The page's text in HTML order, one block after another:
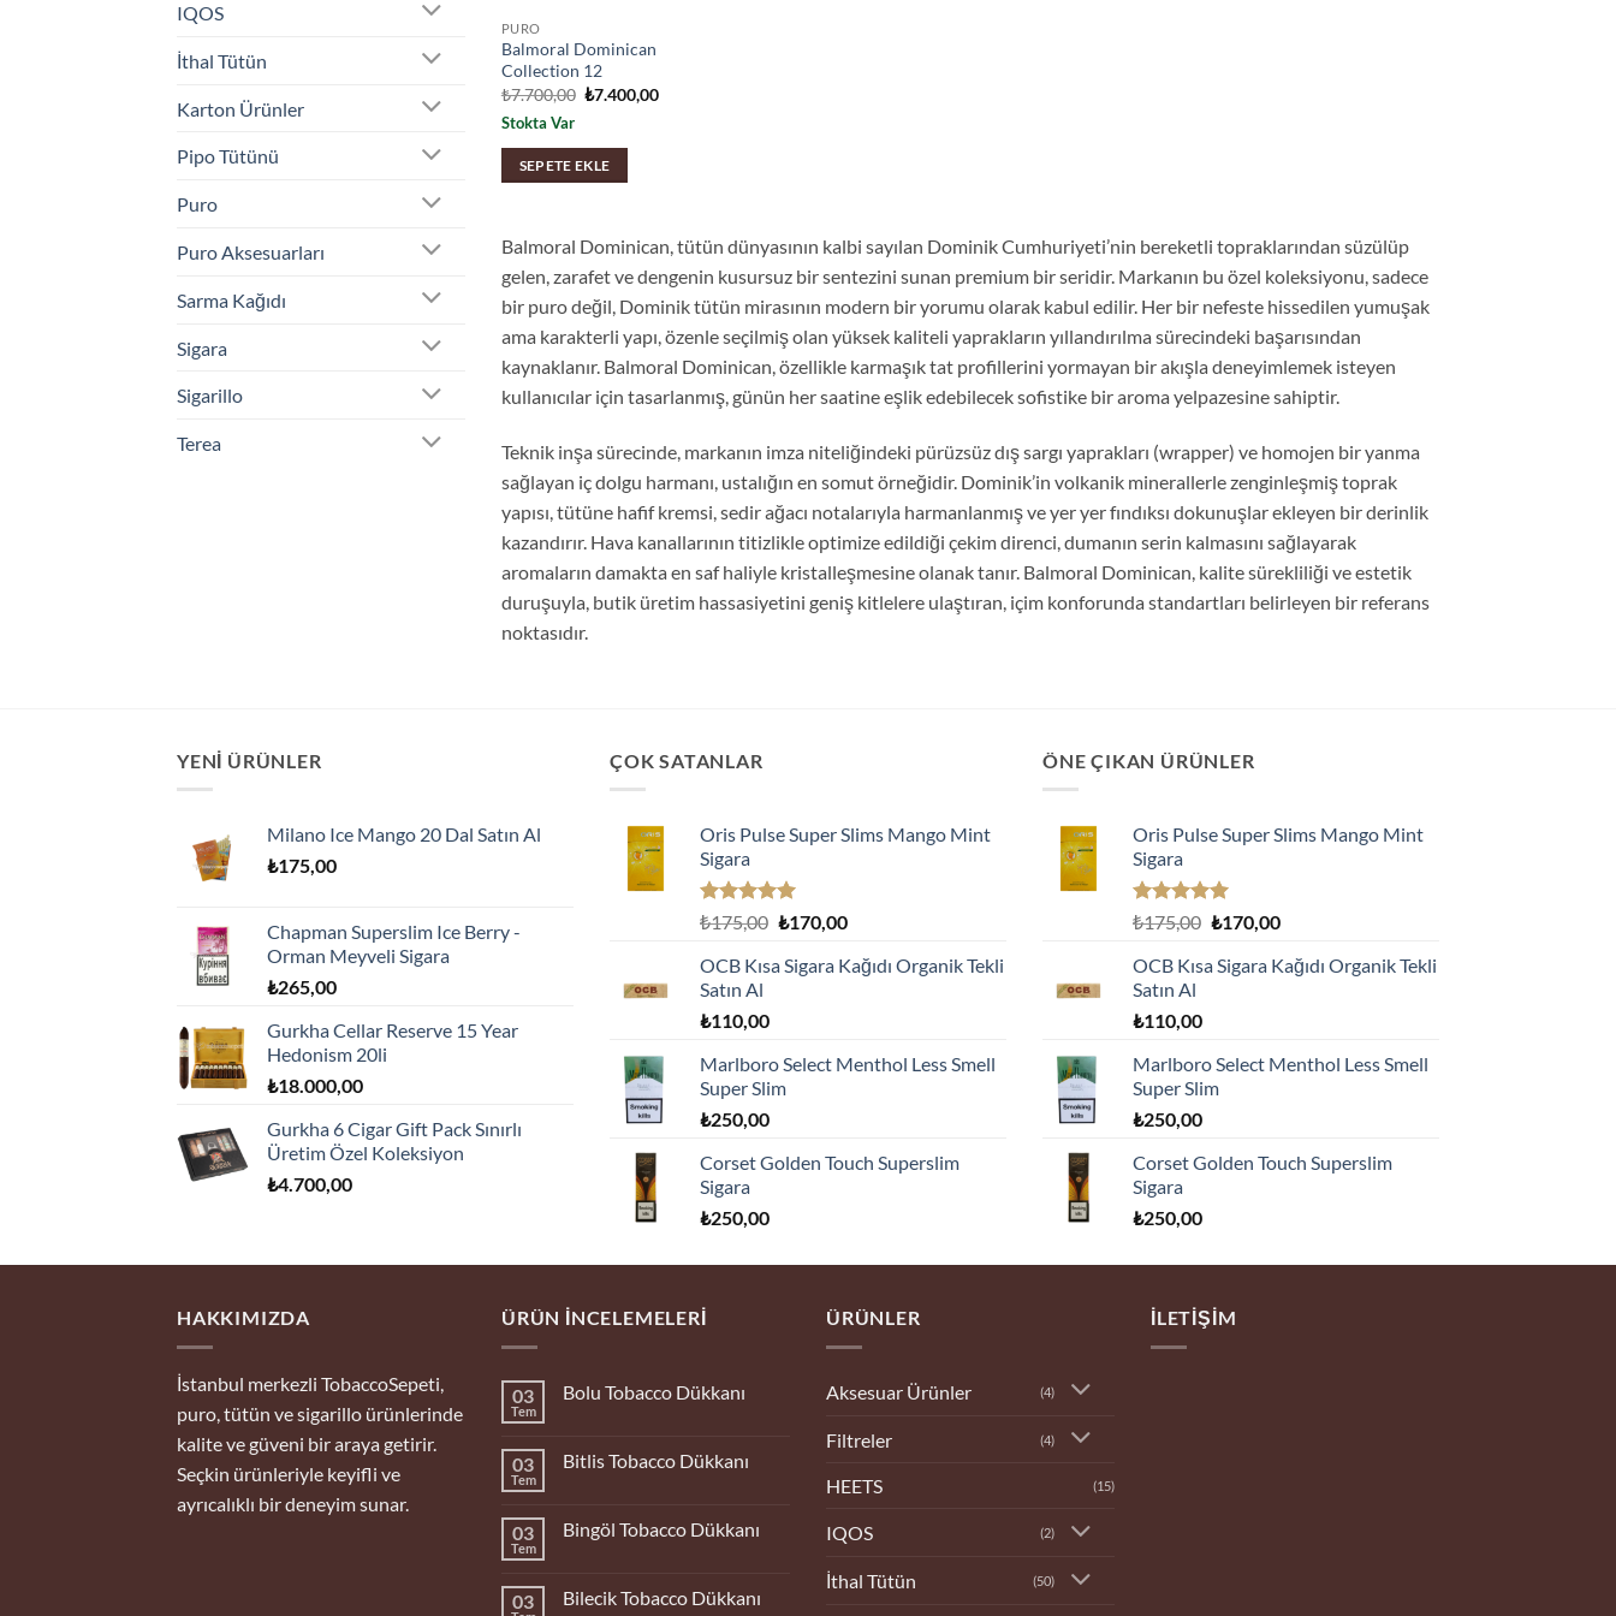
IQOS
İthal Tütün
Karton Ürünler
Pipo Tütünü
Puro
Puro Aksesuarları
Sarma Kağıdı
Sigara
Sigarillo
Terea
PURO
Balmoral Dominican
Collection 12
₺7.700,00 Orijinal
₺7.400,00Şu
Stokta Var
SEPETE EKLE
Balmoral Dominican, tütün dünyasının kalbi sayılan Dominik Cumhuriyeti’nin bereketli topraklarından süzülüp
gelen, zarafet ve dengenin kusursuz bir sentezini sunan premium bir seridir. Markanın bu özel koleksiyonu, sadece
bir puro değil, Dominik tütün mirasının modern bir yorumu olarak kabul edilir. Her bir nefeste hissedilen yumuşak
ama karakterli yapı, özenle seçilmiş olan yüksek kaliteli yaprakların yıllandırılma sürecindeki başarısından
kaynaklanır. Balmoral Dominican, özellikle karmaşık tat profillerini yormayan bir akışla deneyimlemek isteyen
kullanıcılar için tasarlanmış, günün her saatine eşlik edebilecek sofistike bir aroma yelpazesine sahiptir.
Teknik inşa sürecinde, markanın imza niteliğindeki pürüzsüz dış sargı yaprakları (wrapper) ve homojen bir yanma
sağlayan iç dolgu harmanı, ustalığın en somut örneğidir. Dominik’in volkanik minerallerle zenginleşmiş toprak
yapısı, tütüne hafif kremsi, sedir ağacı notalarıyla harmanlanmış ve yer yer fındıksı dokunuşlar ekleyen bir derinlik
kazandırır. Hava kanallarının titizlikle optimize edildiği çekim direnci, dumanın serin kalmasını sağlayarak
aromaların damakta en saf haliyle kristalleşmesine olanak tanır. Balmoral Dominican, kalite sürekliliği ve estetik
duruşuyla, butik üretim hassasiyetini geniş kitlelere ulaştıran, içim konforunda standartları belirleyen bir referans
noktasıdır.
YENI ÜRÜNLER
Milano Ice Mango 20 Dal Satın Al
₺175,00
Chapman Superslim Ice Berry -
Orman Meyveli Sigara
₺265,00
Gurkha Cellar Reserve 15 Year
Hedonism 20li
₺18.000,00
Gurkha 6 Cigar Gift Pack Sınırlı
Üretim Özel Koleksiyon
₺4.700,00
ÇOK SATANLAR
Oris Pulse Super Slims Mango Mint
Sigara
5 üzerinden
oy
aldı
₺175,00 Orijinal
₺175,00.
₺170,00Şu
fiyat:
OCB Kısa Sigara Kağıdı Organik Tekli
Satın Al
₺110,00
Marlboro Select Menthol Less Smell
Super Slim
₺250,00
Corset Golden Touch Superslim
Sigara
₺250,00
ÖNE ÇIKAN ÜRÜNLER
Oris Pulse Super Slims Mango Mint
Sigara
5 üzerinden
oy
aldı
₺175,00 Orijinal
₺175,00.
₺170,00Şu
fiyat:
OCB Kısa Sigara Kağıdı Organik Tekli
Satın Al
₺110,00
Marlboro Select Menthol Less Smell
Super Slim
₺250,00
Corset Golden Touch Superslim
Sigara
₺250,00
HAKKIMIZDA
İstanbul merkezli TobaccoSepeti,
puro, tütün ve sigarillo ürünlerinde
kalite ve güveni bir araya getirir.
Seçkin ürünleriyle keyifli ve
ayrıcalıklı bir deneyim sunar.
ÜRÜN İNCELEMELERI
03
Tem
Bolu Tobacco Dükkanı
Tobacco
03
Tem
Bitlis Tobacco Dükkanı
Tobacco
03
Tem
Bingöl Tobacco Dükkanı
Tobacco
03 Bilecik Tobacco Dükkanı
ÜRÜNLER
Aksesuar Ürünler (4)
Filtreler (4)
HEETS (15)
IQOS (2)
İthal Tütün (50)
İLETIŞIM